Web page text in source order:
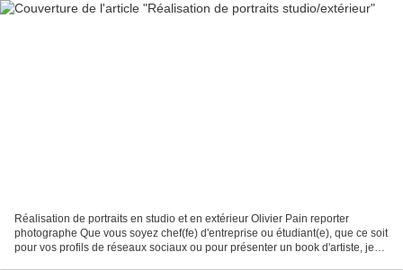
Réalisation de portraits en studio et en extérieur Olivier Pain reporter
photographe Que vous soyez chef(fe) d'entreprise ou étudiant(e), que ce soit
pour vos profils de réseaux sociaux ou pour présenter un book d'artiste, je